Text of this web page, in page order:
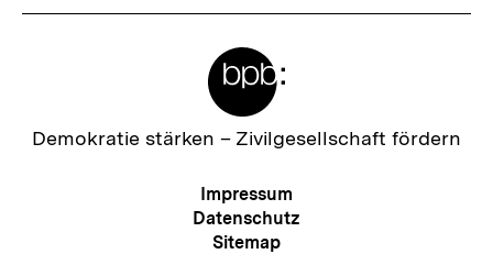
Zur
Demokratie stärken – Zivilgesellschaft fördern
Meta-
Navigation
Impressum
Datenschutz
Sitemap